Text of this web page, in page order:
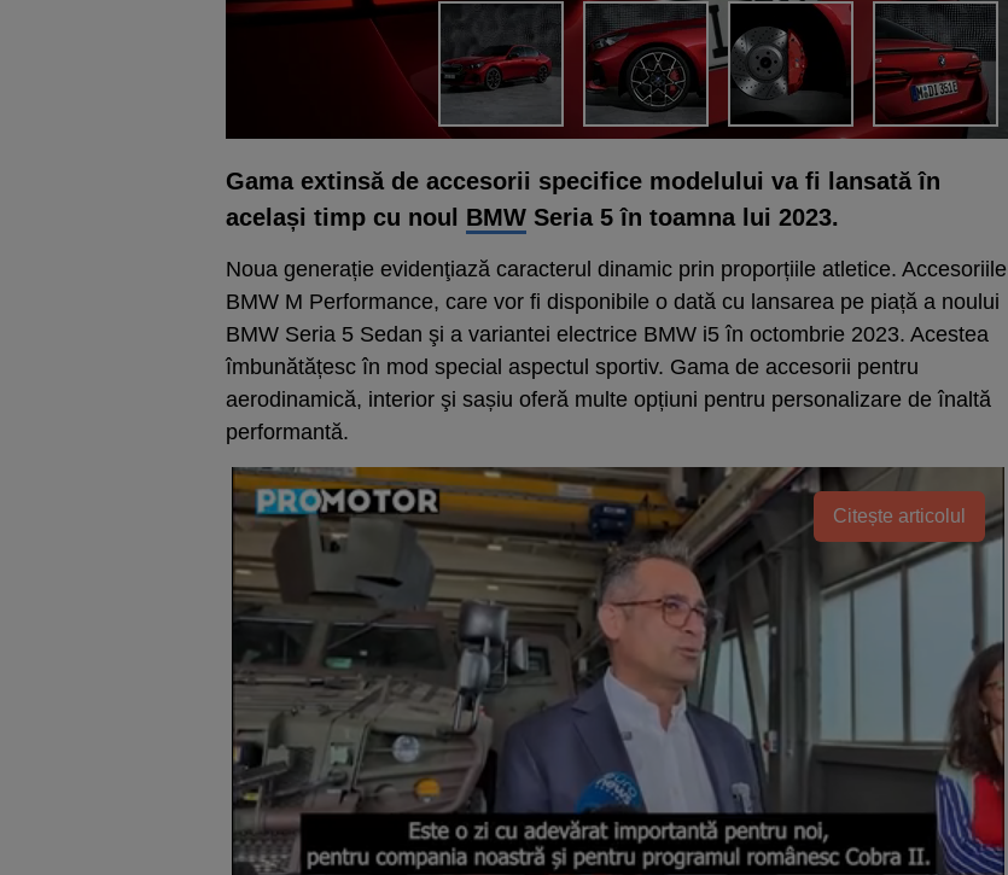
Gama extinsă de accesorii specifice modelului va fi lansată în
același timp cu noul BMW Seria 5 în toamna lui 2023.
Noua generație evidenţiază caracterul dinamic prin proporțiile atletice. Accesoriile
BMW M Performance, care vor fi disponibile o dată cu lansarea pe piață a noului
BMW Seria 5 Sedan şi a variantei electrice BMW i5 în octombrie 2023. Acestea
îmbunătățesc în mod special aspectul sportiv. Gama de accesorii pentru
aerodinamică, interior şi sașiu oferă multe opțiuni pentru personalizare de înaltă
performantă.
Citește articolul